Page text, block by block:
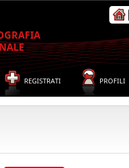
REGISTRATI PROFILI